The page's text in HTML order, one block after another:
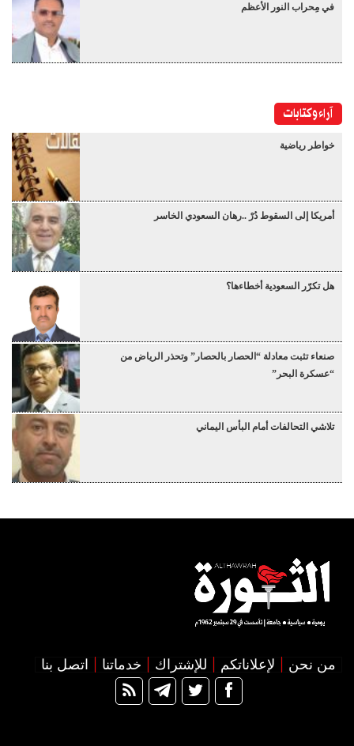
في مِحراب النور الأعظم
آراء وكتابات
خواطر رياضية
أمريكا إلى السقوط دُرْ ..رهان السعودي الخاسر
هل تكرّر السعودية أخطاءها؟
صنعاء تثبت معادلة “الحصار بالحصار” وتحذر الرياض من
“عسكرة البحر”
تلاشي التحالفات أمام البأس اليماني
من نحن لإعلاناتكم للإشتراك خدماتنا اتصل بنا